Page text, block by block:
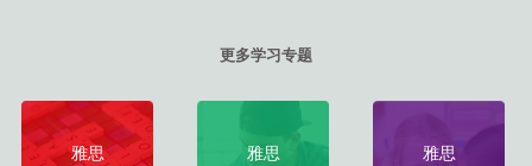
更多学习专题
雅思
雅思
雅思